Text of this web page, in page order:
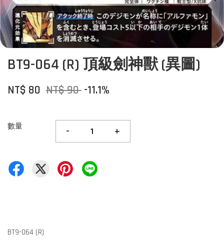
BT9-064 (R) 頂級劍神獸 (異圖)
NT$ 80 NT$ 90 -11.1%
數量 - +
BT9-064 (R)